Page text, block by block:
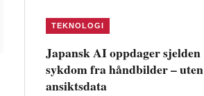
TEKNOLOGI
Japansk AI oppdager sjelden
sykdom fra håndbilder – uten
ansiktsdata